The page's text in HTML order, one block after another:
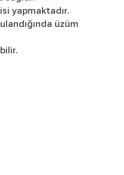
yapmaktadır.
üzüm